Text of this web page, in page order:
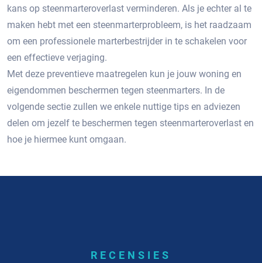
kans op steenmarteroverlast verminderen.​ Als je echter al te
maken hebt met een steenmarterprobleem, is het raadzaam
om een professionele marterbestrijder in te schakelen voor
een effectieve verjaging.
Met deze preventieve maatregelen kun je jouw woning en
eigendommen beschermen tegen steenmarters. In de
volgende sectie zullen we enkele nuttige tips en adviezen
delen om jezelf te beschermen tegen steenmarteroverlast en
hoe je hiermee kunt omgaan.​
RECENSIES